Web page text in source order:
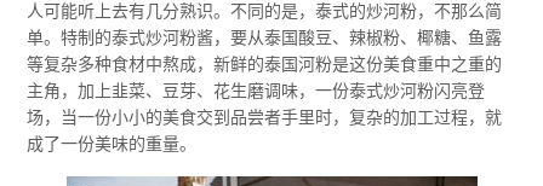
人可能听上去有几分熟识。不同的是，泰式的炒河粉，不那么简
单。特制的泰式炒河粉酱，要从泰国酸豆、辣椒粉、椰糖、鱼露
等复杂多种食材中熬成，新鲜的泰国河粉是这份美食重中之重的
主角，加上韭菜、豆芽、花生磨调味，一份泰式炒河粉闪亮登
场，当一份小小的美食交到品尝者手里时，复杂的加工过程，就
成了一份美味的重量。